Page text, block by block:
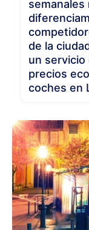
semanales
de la
un servicio
precios
coches en